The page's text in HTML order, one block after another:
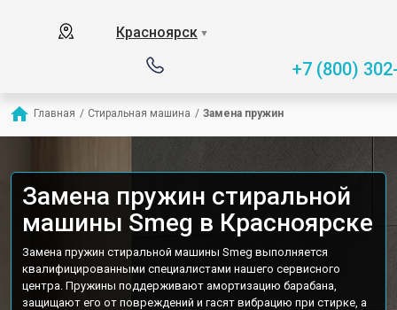
Красноярск ▼
+7 (800)
Главная / Стиральная машина / Замена пружин
Замена пружин стиральной
машины Smeg в Красноярске
Замена пружин стиральной машины Smeg выполняется
квалифицированными специалистами нашего сервисного
центра. Пружины поддерживают амортизацию барабана,
защищают его от повреждений и гасят вибрацию при стирке, а